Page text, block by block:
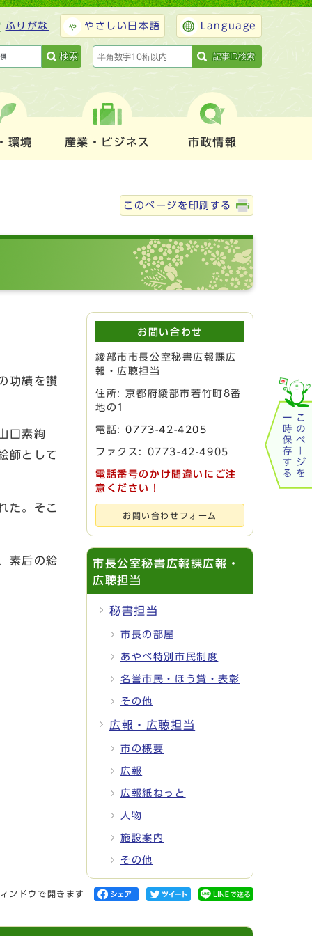
ふりがな やさしい日本語 Language
検索 記事ID検索
環境 産業・ビジネス 市政情報
このページを印刷する
功績を讃
口素絢
師として
た。そこ
素后の絵
お問い合わせ
綾部市市長公室秘書広報課広
報・広聴担当
住所: 京都府綾部市若竹町8番
地の1
電話:0773-42-4205
ファクス: 0773-42-4905
電話番号のかけ間違いにご注
意ください！
お問い合わせフォーム
市長公室秘書広報課広報・
広聴担当
秘書担当
市長の部屋
あやべ特別市民制度
名誉市民・ほう賞・表彰
その他
広報・広聴担当
市の概要
広報
広報紙ねっと
人物
施設案内
その他
ンドウで開きます